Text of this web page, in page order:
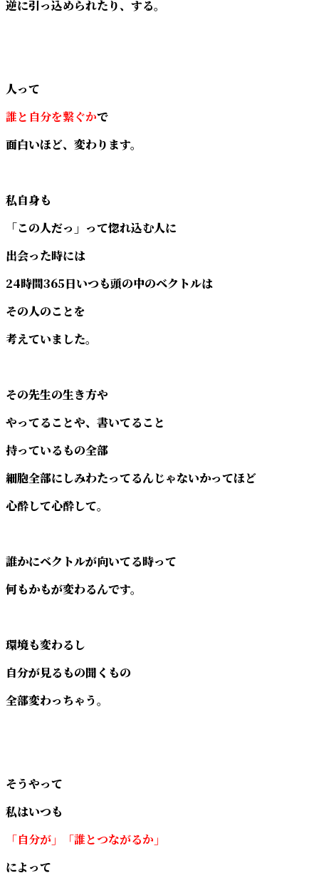
逆に引っ込められたり、する。
人って
誰と自分を繋ぐかで
面白いほど、変わります。
私自身も
「この人だっ」って惚れ込む人に
出会った時には
24時間365日いつも頭の中のベクトルは
その人のことを
考えていました。
その先生の生き方や
やってることや、書いてること
持っているもの全部
細胞全部にしみわたってるんじゃないかってほど
心酔して心酔して。
誰かにベクトルが向いてる時って
何もかもが変わるんです。
環境も変わるし
自分が見るもの聞くもの
全部変わっちゃう。
そうやって
私はいつも
「自分が」「誰とつながるか」
によって